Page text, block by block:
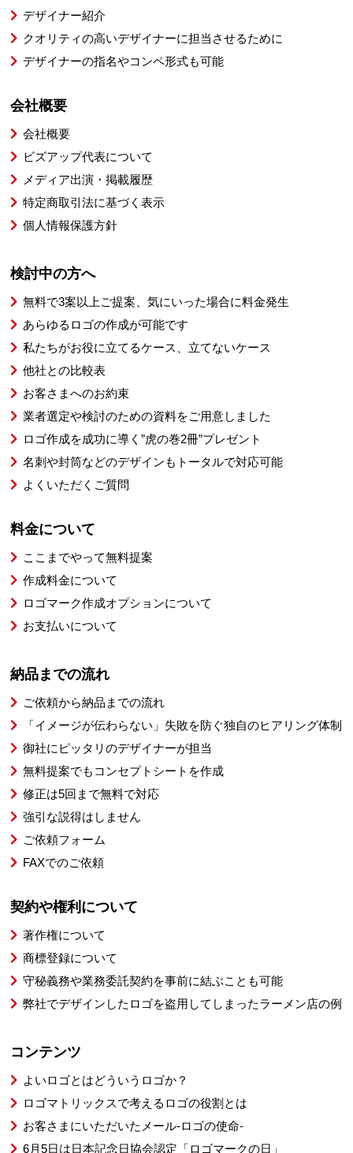
デザイナー紹介
クオリティの高いデザイナーに担当させるために
デザイナーの指名やコンペ形式も可能
会社概要
会社概要
ビズアップ代表について
メディア出演・掲載履歴
特定商取引法に基づく表示
個人情報保護方針
検討中の方へ
無料で3案以上ご提案、気にいった場合に料金発生
あらゆるロゴの作成が可能です
私たちがお役に立てるケース、立てないケース
他社との比較表
お客さまへのお約束
業者選定や検討のための資料をご用意しました
ロゴ作成を成功に導く”虎の巻2冊”プレゼント
名刺や封筒などのデザインもトータルで対応可能
よくいただくご質問
料金について
ここまでやって無料提案
作成料金について
ロゴマーク作成オプションについて
お支払いについて
納品までの流れ
ご依頼から納品までの流れ
「イメージが伝わらない」失敗を防ぐ独自のヒアリング体制
御社にピッタリのデザイナーが担当
無料提案でもコンセプトシートを作成
修正は5回まで無料で対応
強引な説得はしません
ご依頼フォーム
FAXでのご依頼
契約や権利について
著作権について
商標登録について
守秘義務や業務委託契約を事前に結ぶことも可能
弊社でデザインしたロゴを盗用してしまったラーメン店の例
コンテンツ
よいロゴとはどういうロゴか？
ロゴマトリックスで考えるロゴの役割とは
お客さまにいただいたメール-ロゴの使命-
6月5日は日本記念日協会認定「ロゴマークの日」